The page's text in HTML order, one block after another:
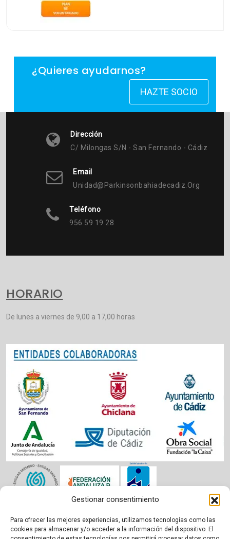
Gestionar consentimiento
Para ofrecer las mejores experiencias, utilizamos tecnologías como las
cookies para almacenar y/o acceder a la información del dispositivo. El
¿Quieres ayudarnos?
HAZTE SOCIO
Dirección
C/ Milongas S/n - San Fernando - Cádiz
Email
Unidad@parkinsonbahiadecadiz.org
Teléfono
956 59 19 28
HORARIO
De lunes a viernes de 9,00 a 17,00 horas
Aviso legal|Política de cookies|Privacidad